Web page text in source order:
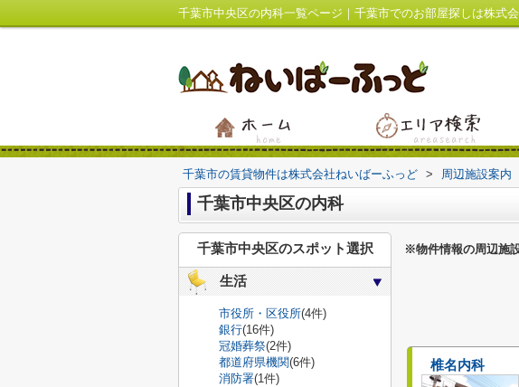
千葉市中央区の内科一覧ページ｜千葉市でのお部屋探しは株式
千葉市の賃貸物件は株式会社ねいばーふっど > 周辺施設案内
千葉市中央区の内科
※物件情報の周辺施
椎名内科
千葉市中央区のスポット選択
生活
市役所・区役所(4件)
銀行(16件)
冠婚葬祭(2件)
都道府県機関(6件)
消防署(1件)